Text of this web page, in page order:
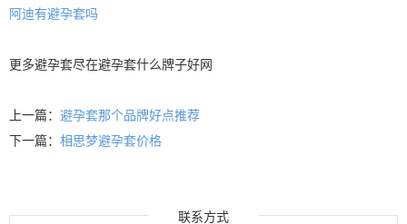
阿迪有避孕套吗
更多避孕套尽在避孕套什么牌子好网
上一篇： 避孕套那个品牌好点推荐
下一篇： 相思梦避孕套价格
联系方式